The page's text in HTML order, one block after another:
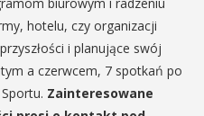
hotelu, czy organizacji
i planujące swój
a czerwcem, 7 spotkań po
Zainteresowane